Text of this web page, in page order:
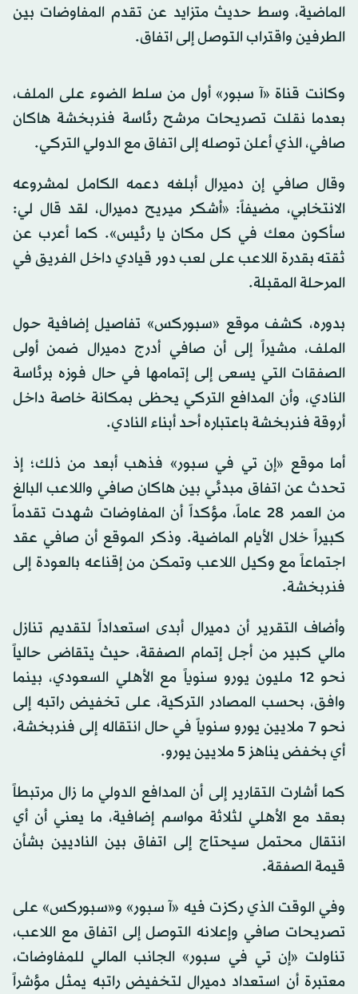
الماضية، وسط حديث متزايد عن تقدم المفاوضات بين
الطرفين واقتراب التوصل إلى اتفاق.
وكانت قناة «آ سبور» أول من سلط الضوء على الملف،
بعدما نقلت تصريحات مرشح رئاسة فنربخشة هاكان
صافي، الذي أعلن توصله إلى اتفاق مع الدولي التركي.
وقال صافي إن دميرال أبلغه دعمه الكامل لمشروعه
الانتخابي، مضيفاً: «أشكر ميريح دميرال، لقد قال لي:
سأكون معك في كل مكان يا رئيس». كما أعرب عن
ثقته بقدرة اللاعب على لعب دور قيادي داخل الفريق في
المرحلة المقبلة.
بدوره، كشف موقع «سبوركس» تفاصيل إضافية حول
الملف، مشيراً إلى أن صافي أدرج دميرال ضمن أولى
الصفقات التي يسعى إلى إتمامها في حال فوزه برئاسة
النادي، وأن المدافع التركي يحظى بمكانة خاصة داخل
أروقة فنربخشة باعتباره أحد أبناء النادي.
أما موقع «إن تي في سبور» فذهب أبعد من ذلك؛ إذ
تحدث عن اتفاق مبدئي بين هاكان صافي واللاعب البالغ
من العمر 28 عاماً، مؤكداً أن المفاوضات شهدت تقدماً
كبيراً خلال الأيام الماضية. وذكر الموقع أن صافي عقد
اجتماعاً مع وكيل اللاعب وتمكن من إقناعه بالعودة إلى
فنربخشة.
وأضاف التقرير أن دميرال أبدى استعداداً لتقديم تنازل
مالي كبير من أجل إتمام الصفقة، حيث يتقاضى حالياً
نحو 12 مليون يورو سنوياً مع الأهلي السعودي، بينما
وافق، بحسب المصادر التركية، على تخفيض راتبه إلى
نحو 7 ملايين يورو سنوياً في حال انتقاله إلى فنربخشة،
أي بخفض يناهز 5 ملايين يورو.
كما أشارت التقارير إلى أن المدافع الدولي ما زال مرتبطاً
بعقد مع الأهلي لثلاثة مواسم إضافية، ما يعني أن أي
انتقال محتمل سيحتاج إلى اتفاق بين الناديين بشأن
قيمة الصفقة.
وفي الوقت الذي ركزت فيه «آ سبور» و«سبوركس» على
تصريحات صافي وإعلانه التوصل إلى اتفاق مع اللاعب،
تناولت «إن تي في سبور» الجانب المالي للمفاوضات،
معتبرة أن استعداد دميرال لتخفيض راتبه يمثل مؤشراً